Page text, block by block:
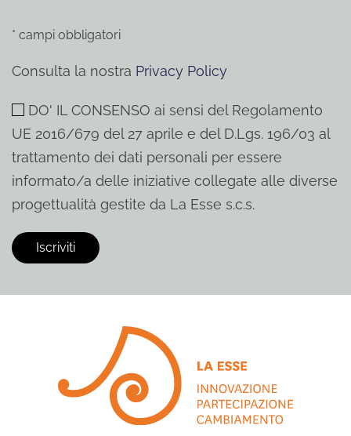
* campi obbligatori
Consulta la nostra Privacy Policy
DO' IL CONSENSO ai sensi del Regolamento
UE 2016/679 del 27 aprile e del D.Lgs. 196/03 al
trattamento dei dati personali per essere
informato/a delle iniziative collegate alle diverse
progettualità gestite da La Esse s.c.s.